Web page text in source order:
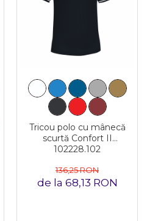
Tricou polo cu mânecă
scurtă Confort II
102228.102
136,25 RON
de la 68,13 RON